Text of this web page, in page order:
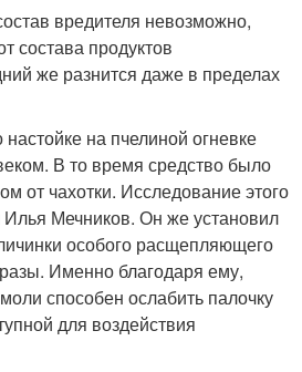
вредителя невозможно,
состава продуктов
же разнится даже в пределах
на пчелиной огневке
В то время средство было
от чахотки. Исследование этого
Мечников. Он же установил
особого расщепляющего
Именно благодаря ему,
способен ослабить палочку
для воздействия